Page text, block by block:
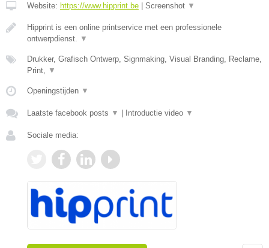
Website: https://www.hipprint.be | Screenshot ▼
Hipprint is een online printservice met een professionele
ontwerpdienst.
▼
Drukker, Grafisch Ontwerp, Signmaking, Visual Branding, Reclame,
Print,
▼
Openingstijden ▼
Laatste facebook posts ▼ | Introductie video ▼
Sociale media: